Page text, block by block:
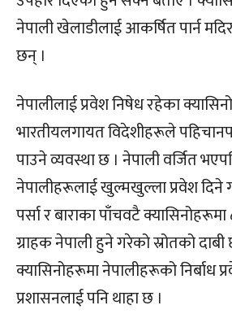
नेपाली खेलाडीलाई आकर्षित पार्न
छन् ।
नेपालीलाई प्रवेश निषेध रहेका
भारतीयलगायत विदेशीहरूले
पाउने व्यवस्था छ । नेपाली वर्जित
नेपालीहरूलाई खुल्मखुल्ला प्रवेश दिने
पर्सा र बाराका पाँचवटै
ग्राहक नेपाली हुने गरेको स्रोतको दाबी
क्यासिनोहरूमा नेपालीहरूको निर्बाध
प्रशासनलाई पनि थाहा छ ।